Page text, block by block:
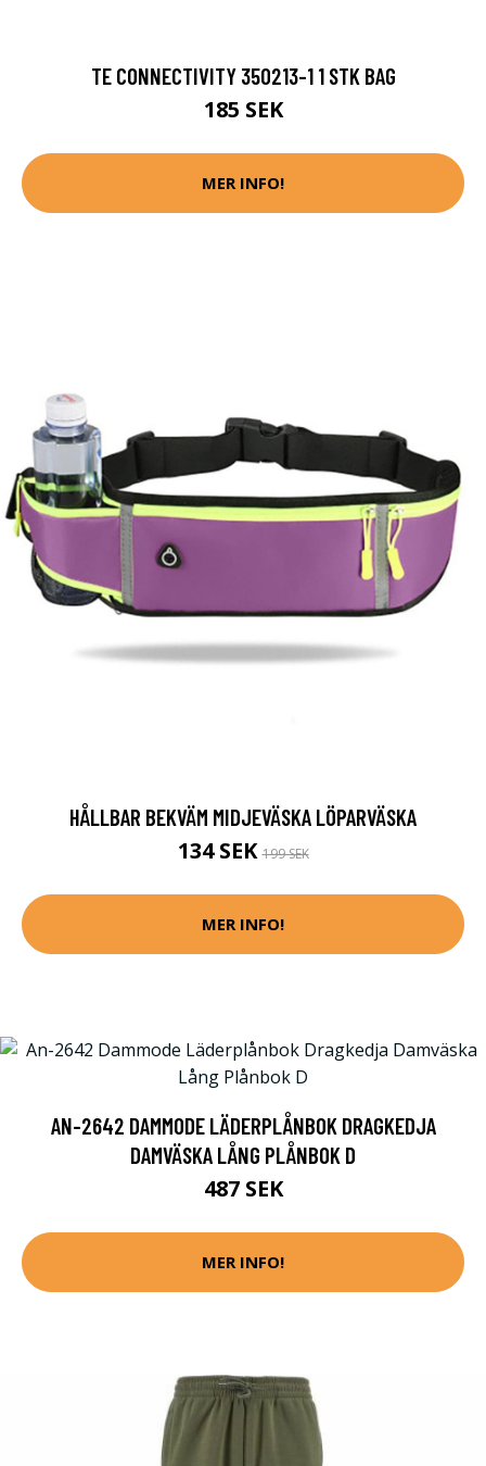
TE CONNECTIVITY 350213-1 1 STK BAG
185 SEK
MER INFO!
HÅLLBAR BEKVÄM MIDJEVÄSKA LÖPARVÄSKA
134 SEK199 SEK
MER INFO!
AN-2642 DAMMODE LÄDERPLÅNBOK DRAGKEDJA
DAMVÄSKA LÅNG PLÅNBOK D
487 SEK
MER INFO!